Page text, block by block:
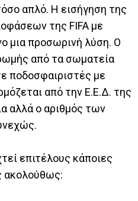
απλό. Η εισήγηση της
της FIFA με
μια προσωρινή λύση. Ο
από τα σωματεία
ποδοσφαιριστές με
από την Ε.Ε.Δ. της
αλλά ο αριθμός των
επιτέλους κάποιες
ακολούθως: